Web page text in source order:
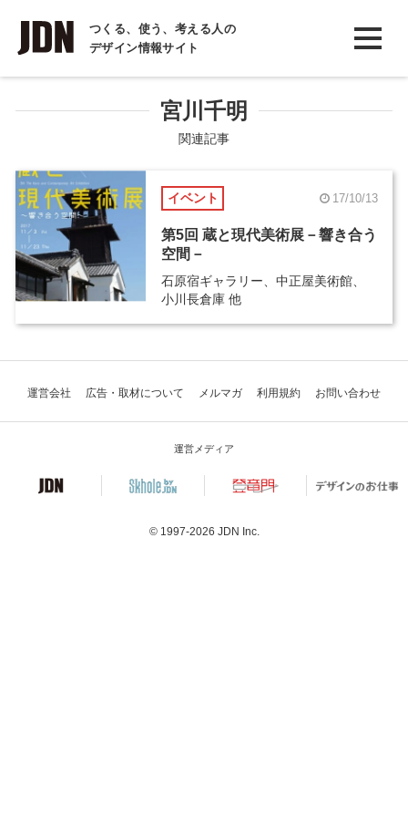
つくる、使う、考える人の
デザイン情報サイト
INTERVIEW
インタビュー
COLUMN
コラム
宮川千明
関連記事
イベント 17/10/13
第5回 蔵と現代美術展－響き合う
空間－
石原宿ギャラリー、中正屋美術館、
小川長倉庫 他
運営会社 広告・取材について メルマガ 利用規約 お問い合わせ
運営メディア
© 1997-2026 JDN Inc.